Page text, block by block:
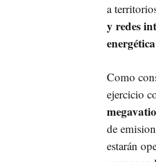
a
y redes
energética
Como
ejercicio
de
estarán